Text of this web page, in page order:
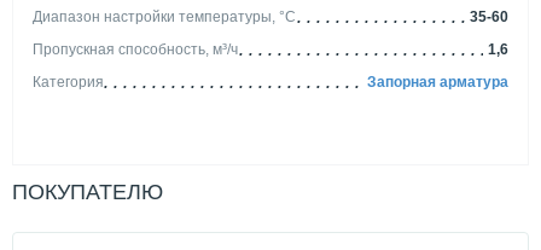
Диапазон настройки температуры, °С
35-60
Пропускная способность, м³/ч
1,6
Категория
Запорная арматура
ПОКУПАТЕЛЮ